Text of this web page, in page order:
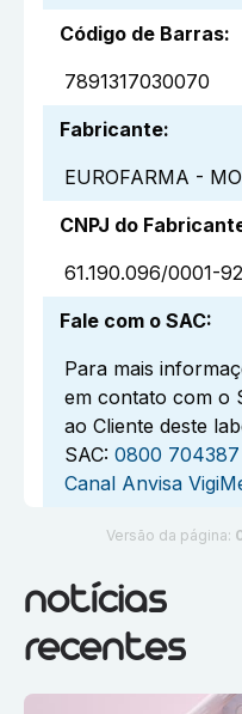
Código de Barras:
7891317030070
Fabricante:
EUROFARMA -
CNPJ do
61.190.096/0001-92
Fale com o SAC:
Para mais
em contato com o
ao Cliente deste
SAC: 0800 704387
Canal Anvisa
Versão da página:
notícias
recentes